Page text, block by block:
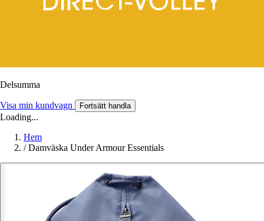
Delsumma
Visa min kundvagn Fortsätt handla
Loading...
Hem
/ Damväska Under Armour Essentials